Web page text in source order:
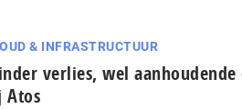
& INFRASTRUCTUUR
verlies, wel
Atos